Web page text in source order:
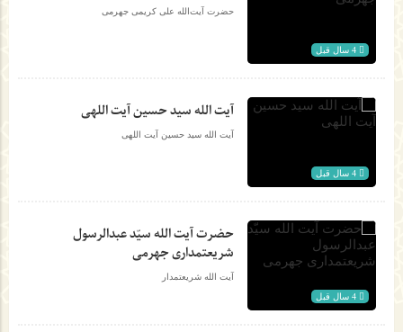
حضرت آیت‌الله علی کریمی جهرمی
آیت الله سید حسین آیت اللهی
آیت الله سید حسین آیت اللهی
حضرت آيت الله سیّد عبدالرسول
شریعتمداری جهرمی
آیت الله شریعتمدار